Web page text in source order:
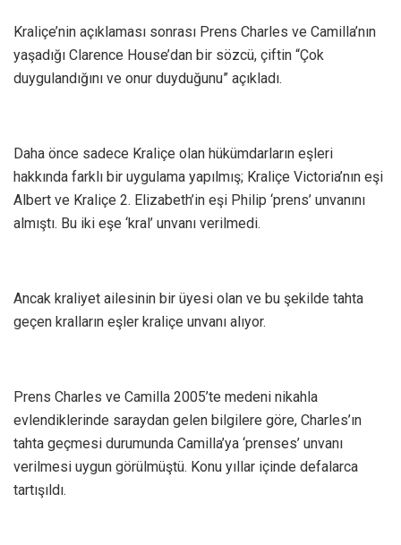
Kraliçe’nin açıklaması sonrası Prens Charles ve Camilla’nın
yaşadığı Clarence House’dan bir sözcü, çiftin “Çok
duygulandığını ve onur duyduğunu” açıkladı.
Daha önce sadece Kraliçe olan hükümdarların eşleri
hakkında farklı bir uygulama yapılmış; Kraliçe Victoria’nın eşi
Albert ve Kraliçe 2. Elizabeth’in eşi Philip ‘prens’ unvanını
almıştı. Bu iki eşe ‘kral’ unvanı verilmedi.
Ancak kraliyet ailesinin bir üyesi olan ve bu şekilde tahta
geçen kralların eşler kraliçe unvanı alıyor.
Prens Charles ve Camilla 2005’te medeni nikahla
evlendiklerinde saraydan gelen bilgilere göre, Charles’ın
tahta geçmesi durumunda Camilla’ya ‘prenses’ unvanı
verilmesi uygun görülmüştü. Konu yıllar içinde defalarca
tartışıldı.